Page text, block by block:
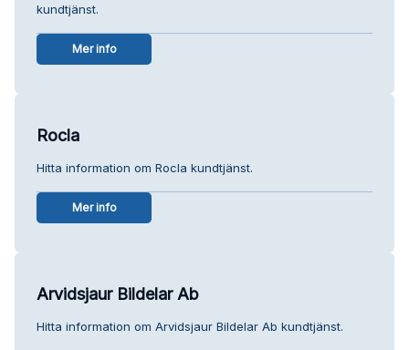
kundtjänst.
Mer info
Rocla
Hitta information om Rocla kundtjänst.
Mer info
Arvidsjaur Bildelar Ab
Hitta information om Arvidsjaur Bildelar Ab kundtjänst.